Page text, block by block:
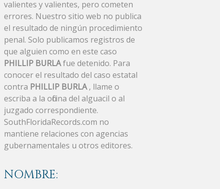
valientes y valientes, pero cometen
errores. Nuestro sitio web no publica
el resultado de ningún procedimiento
penal. Solo publicamos registros de
que alguien como en este caso
PHILLIP BURLAfue detenido. Para
conocer el resultado del caso estatal
contra PHILLIP BURLA, llame o
escriba a la oficina del alguacil o al
juzgado correspondiente.
SouthFloridaRecords.com no
mantiene relaciones con agencias
gubernamentales u otros editores.
NOMBRE: